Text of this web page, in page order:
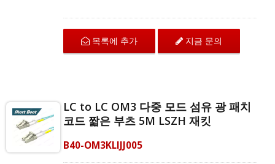
는 구부림 저항 섬유로 뛰어난 기계적 보호와 IEC
및 ANSI/TIA 표준에 따른 우수한 전송 품질을 제공
합니다. 다중 모드 이중 패치 코드는 지역 네트워크,
광섬유 통신 시스템 및 CATV 응용 프로그램을 위
목록에 추가 지금 문의
LC to LC OM3 다중 모드 섬유 광 패치
코드 짧은 부츠 5M LSZH 재킷
B40-OM3KLIJJ005